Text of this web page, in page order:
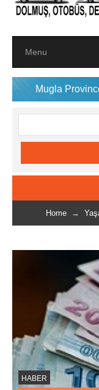
Province
Home→
HABER